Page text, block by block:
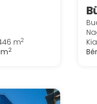
m2
2